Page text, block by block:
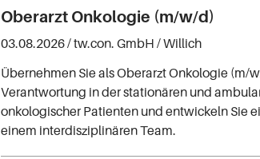
Oberarzt Onkologie (m/w/d)
03.08.2026 /tw.con. GmbH / Willich
Übernehmen Sie als Oberarzt Onkologie (m/
Verantwortung in der stationären und
onkologischer Patienten und entwickeln Sie
einem interdisziplinären Team.